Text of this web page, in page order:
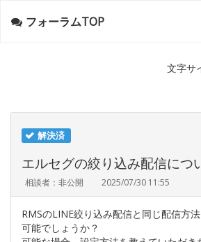
フォーラムTOP
文字サ
解決済
エルセグの絞り込み配信につ
相談者：非公開 2025/07/30 11:55
RMSのLINE絞り込み配信と同じ配信方
可能でしょうか？